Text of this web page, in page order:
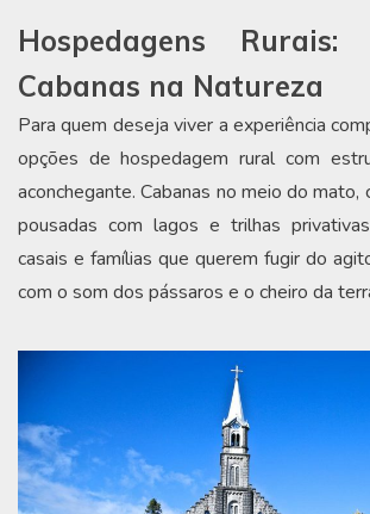
Hospedagens
Cabanas na Natureza
Para quem deseja viver a experiência
opções de hospedagem rural com
aconchegante. Cabanas no meio do mato,
pousadas com lagos e trilhas
casais e famílias que querem fugir do
com o som dos pássaros e o cheiro da